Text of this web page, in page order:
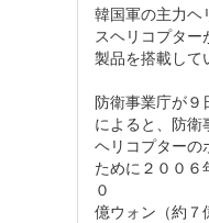
韓国軍の主力ヘ
スヘリコプタ
製品を搭載して
防衛事業庁が９
によると、防衛
ヘリコプターの
ために２００６
０
億ウォン（約７